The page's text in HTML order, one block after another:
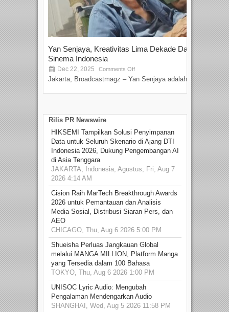
Yan Senjaya, Kreativitas Lima Dekade Dalam
Sinema Indonesia
Dec 22, 2025 Comments Off
Jakarta, Broadcastmagz – Yan Senjaya adalah...
Rilis PR Newswire
HIKSEMI Tampilkan Solusi Penyimpanan
Data untuk Seluruh Skenario di Ajang DTI
Indonesia 2026, Dukung Pengembangan AI
di Asia Tenggara
JAKARTA, Indonesia, Agustus, Fri, Aug 7
2026 4:14 AM
Cision Raih MarTech Breakthrough Awards
2026 untuk Pemantauan dan Analisis
Media Sosial, Distribusi Siaran Pers, dan
AEO
CHICAGO, Thu, Aug 6 2026 5:00 PM
Shueisha Perluas Jangkauan Global
melalui MANGA MILLION, Platform Manga
yang Tersedia dalam 100 Bahasa
TOKYO, Thu, Aug 6 2026 1:00 PM
UNISOC Lyric Audio: Mengubah
Pengalaman Mendengarkan Audio
SHANGHAI, Wed, Aug 5 2026 11:58 PM